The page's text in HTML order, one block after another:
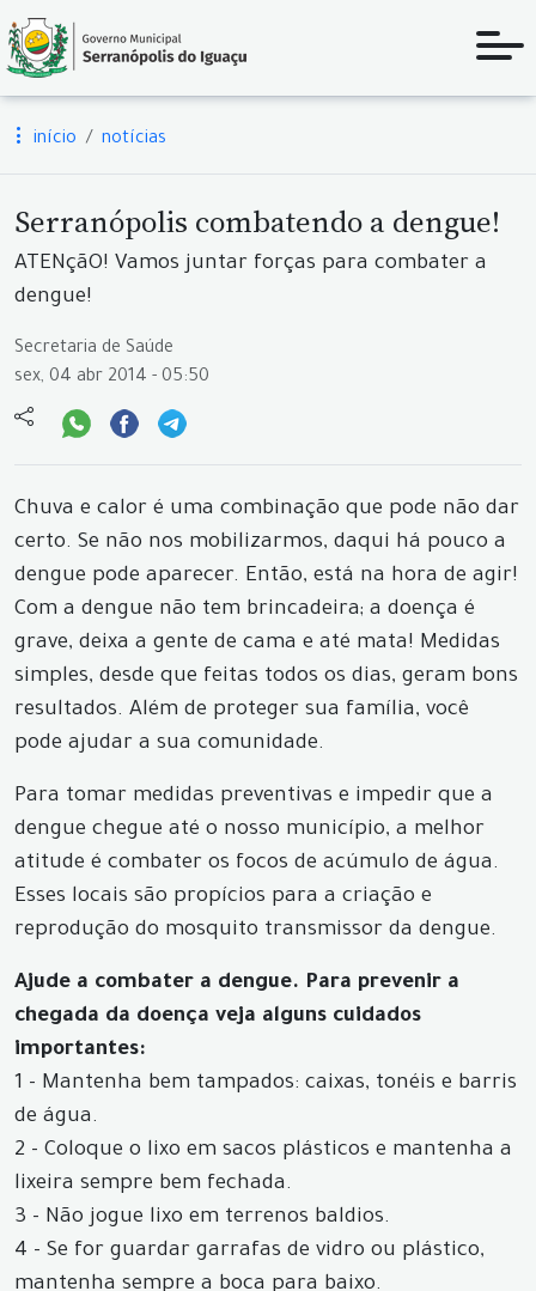
início notícias
Serranópolis combatendo a dengue!
ATENçãO! Vamos juntar forças para combater a
dengue!
Secretaria de Saúde
sex, 04 abr 2014 - 05:50
Chuva e calor é uma combinação que pode não dar
certo. Se não nos mobilizarmos, daqui há pouco a
dengue pode aparecer. Então, está na hora de agir!
Com a dengue não tem brincadeira; a doença é
grave, deixa a gente de cama e até mata! Medidas
simples, desde que feitas todos os dias, geram bons
resultados. Além de proteger sua família, você
pode ajudar a sua comunidade.
Para tomar medidas preventivas e impedir que a
dengue chegue até o nosso município, a melhor
atitude é combater os focos de acúmulo de água.
Esses locais são propícios para a criação e
reprodução do mosquito transmissor da dengue.
Ajude a combater a dengue. Para prevenir a
chegada da doença veja alguns cuidados
importantes:
1 - Mantenha bem tampados: caixas, tonéis e barris
de água.
2 - Coloque o lixo em sacos plásticos e mantenha a
lixeira sempre bem fechada.
3 - Não jogue lixo em terrenos baldios.
4 - Se for guardar garrafas de vidro ou plástico,
mantenha sempre a boca para baixo.